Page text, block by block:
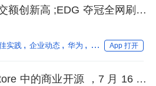
额创新高 ;EDG 夺冠全网刷屏
被当成格力接班人，网友：董
华为欧拉官宣捐赠给开放原子
实践 企业动态 华为 Meta 操作系统
App 打开
中的商业开源 ，7 月 16 日